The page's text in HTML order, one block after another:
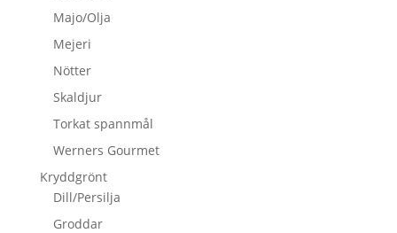
Majo/Olja
Mejeri
Nötter
Skaldjur
Torkat spannmål
Werners Gourmet
Kryddgrönt
Dill/Persilja
Groddar